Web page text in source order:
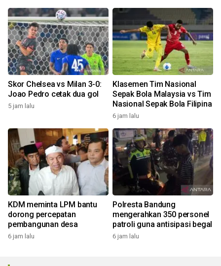
Skor Chelsea vs Milan 3-0:
Joao Pedro cetak dua gol
5 jam lalu
Klasemen Tim Nasional
Sepak Bola Malaysia vs Tim
Nasional Sepak Bola Filipina
6 jam lalu
KDM meminta LPM bantu
dorong percepatan
pembangunan desa
6 jam lalu
Polresta Bandung
mengerahkan 350 personel
patroli guna antisipasi begal
6 jam lalu